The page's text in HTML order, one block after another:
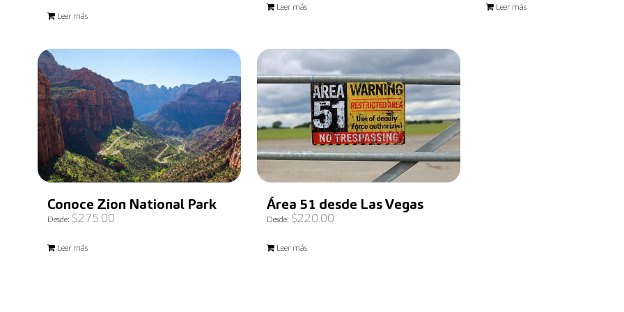
Leer más
Leer más Leer más
Conoce Zion National Park
Desde: $275.00
Leer más
Área 51 desde Las Vegas
Desde: $220.00
Leer más